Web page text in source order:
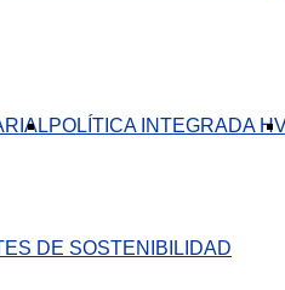
POLÍTICA INTEGRADA
DE SOSTENIBILIDAD